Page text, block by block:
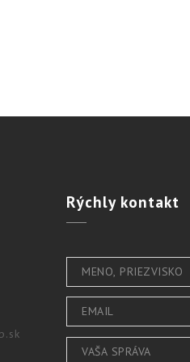
Rýchlykontakt